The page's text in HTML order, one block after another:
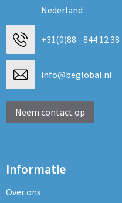
Nederland
+31(0)88 - 844 12 38
info@beglobal.nl
Neem contact op
Informatie
Over ons